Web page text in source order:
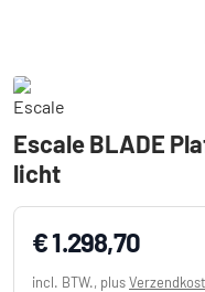
Escale BLADE
licht
€ 1.298,70
incl. BTW., plus